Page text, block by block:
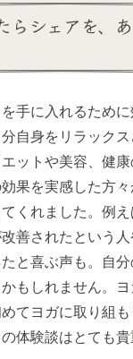
らシェアを、
手に入れるため
自身をリラック
ットや美容、健
果を実感した方
くれました。例
善されたという人
と喜ぶ声も。自
もしれません。
てヨガに取り組
体験談はとても